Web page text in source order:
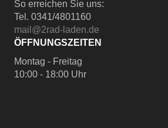
So erreichen Sie uns:
Tel. 0341/4801160
mail@2rad-laden.de
ÖFFNUNGSZEITEN
Montag - Freitag
10:00 - 18:00 Uhr